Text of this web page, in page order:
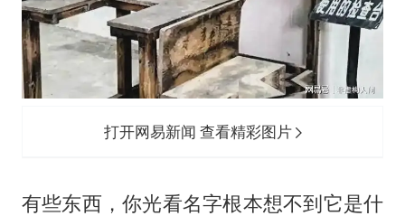
云南一男子胃中取出180颗铁钉
曹颖儿子首次演长剧
“开学三件套”全线暴涨
打开网易新闻 查看精彩图片
有些东西，你光看名字根本想不到它是什